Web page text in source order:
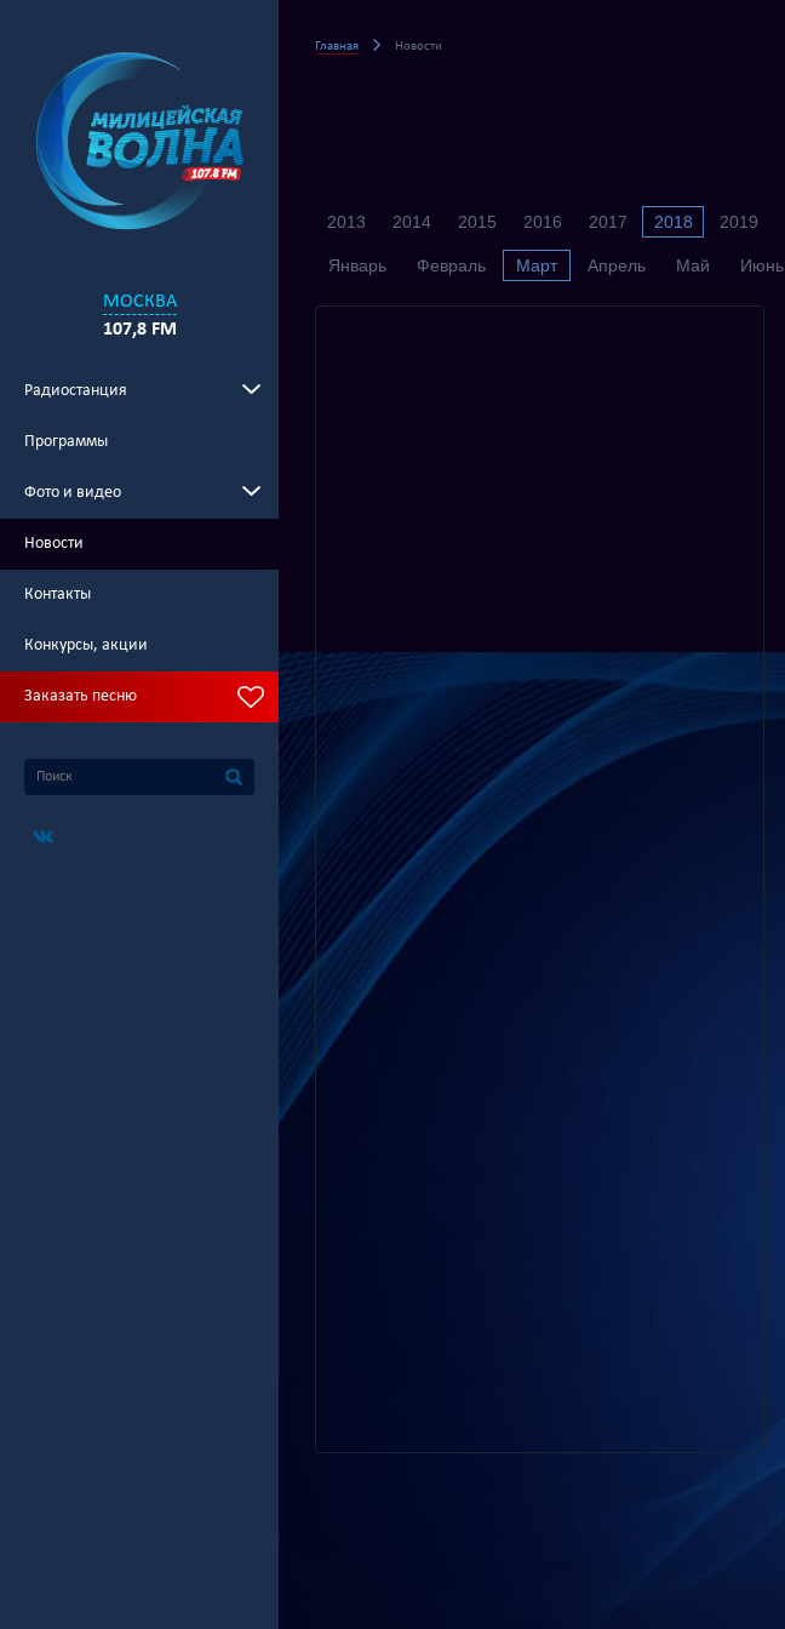
МОСКВА
107,8 FM
Радиостанция
Программы
Фото и видео
Новости
Контакты
Конкурсы, акции
Заказать песню
Главная Новости
2013 2014 2015 2016 2017 2018 2019
Январь Февраль Март Апрель Май Июнь